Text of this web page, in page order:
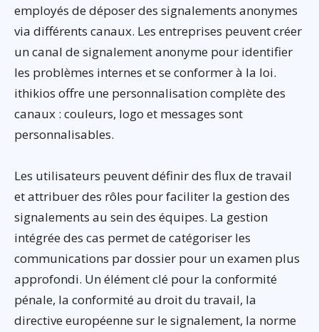
employés de déposer des signalements anonymes
via différents canaux. Les entreprises peuvent créer
un canal de signalement anonyme pour identifier
les problèmes internes et se conformer à la loi.
ithikios offre une personnalisation complète des
canaux : couleurs, logo et messages sont
personnalisables.
Les utilisateurs peuvent définir des flux de travail
et attribuer des rôles pour faciliter la gestion des
signalements au sein des équipes. La gestion
intégrée des cas permet de catégoriser les
communications par dossier pour un examen plus
approfondi. Un élément clé pour la conformité
pénale, la conformité au droit du travail, la
directive européenne sur le signalement, la norme